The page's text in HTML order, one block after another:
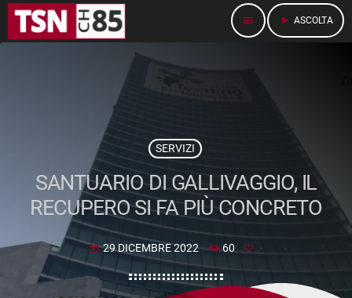
menu play_arrow ASCOLTA
SERVIZI
SANTUARIO DI GALLIVAGGIO, IL
RECUPERO SI FA PIÙ CONCRETO
today 29 DICEMBRE 2022 60